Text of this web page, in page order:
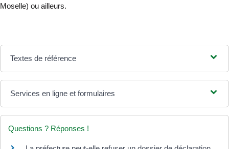
Moselle) ou ailleurs.
Textes de référence
Services en ligne et formulaires
Questions ? Réponses !